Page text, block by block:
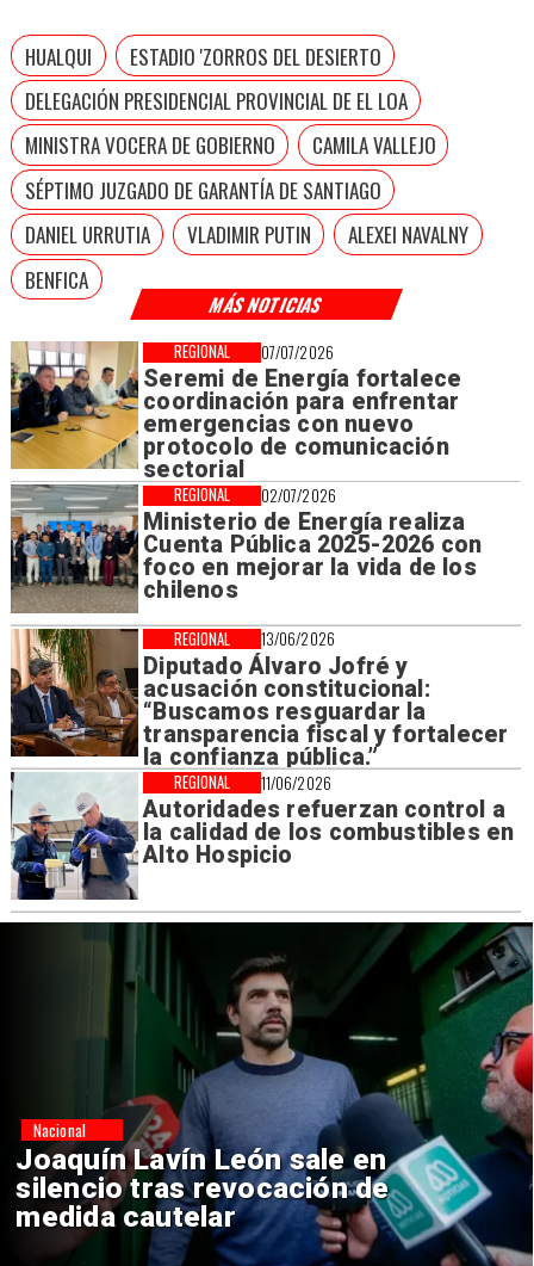
MÁS NOTICIAS
07/07/2026
Seremi de Energía fortalece
coordinación para enfrentar
emergencias con nuevo
protocolo de comunicación
sectorial
REGIONAL
02/07/2026
Ministerio de Energía realiza
Cuenta Pública 2025-2026 con
foco en mejorar la vida de los
chilenos
REGIONAL
13/06/2026
Diputado Álvaro Jofré y
acusación constitucional:
“Buscamos resguardar la
transparencia fiscal y fortalecer
la confianza pública.”
REGIONAL
11/06/2026
Autoridades refuerzan control a
la calidad de los combustibles en
Alto Hospicio
REGIONAL
HUALQUI
ESTADIO 'ZORROS DEL DESIERTO
DELEGACIÓN PRESIDENCIAL PROVINCIAL DE EL LOA
MINISTRA VOCERA DE GOBIERNO
CAMILA VALLEJO
SÉPTIMO JUZGADO DE GARANTÍA DE SANTIAGO
DANIEL URRUTIA
VLADIMIR PUTIN
ALEXEI NAVALNY
BENFICA
Chile y Venezuela formalizan
reinicio de relaciones
consulares
Nacional